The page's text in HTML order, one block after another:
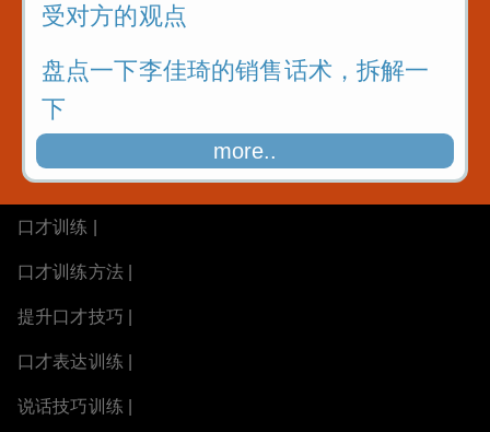
受对方的观点
盘点一下李佳琦的销售话术，拆解一
下
more..
口才训练 |
口才训练方法 |
提升口才技巧 |
口才表达训练 |
说话技巧训练 |